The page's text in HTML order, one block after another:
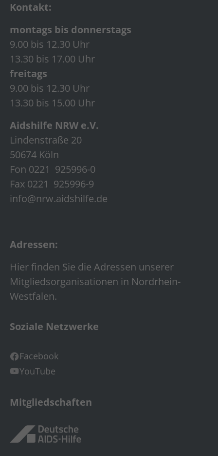
Kontakt:
montags bis donnerstags
9.00 bis 12.30 Uhr
13.30 bis 17.00 Uhr
freitags
9.00 bis 12.30 Uhr
13.30 bis 15.00 Uhr
Aidshilfe NRW e.V.
Lindenstraße 20
50674 Köln
Fon 0221 925996-0
Fax 0221 925996-9
info@nrw.aidshilfe.de
Adressen:
Hier finden Sie die Adressen unserer
Mitgliedsorganisationen in Nordrhein-
Westfalen.
Soziale Netzwerke
Facebook
YouTube
Mitgliedschaften